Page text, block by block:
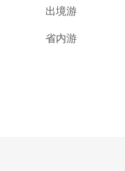
出境游
省内游